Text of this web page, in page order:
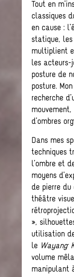
Tout en
classiques
en cause :
statique, les
multiplient
les acteurs-
posture de
posture.
recherche
d’ombres
Dans mes
techniques
l’ombre et
moyens
de pierre du
théâtre
»,
utilisation
le Wayang
volume
manipulant